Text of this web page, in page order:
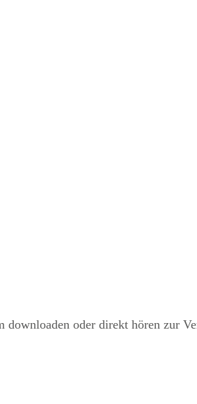
downloaden oder direkt hören zur